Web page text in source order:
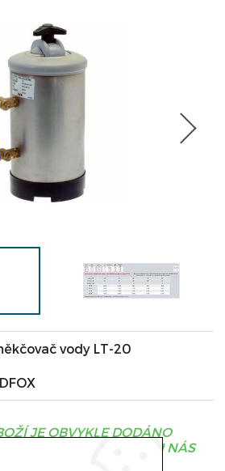
vody LT-20
JE OBVYKLE DODÁNO
UPŘESNĚNÍ TERMÍNU NÁS